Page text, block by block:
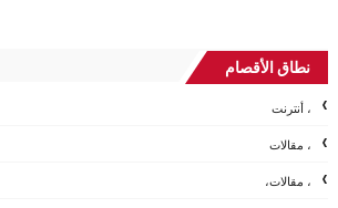
نطاق الأقصام
، أنترنت
، مقالات
، مقالات،